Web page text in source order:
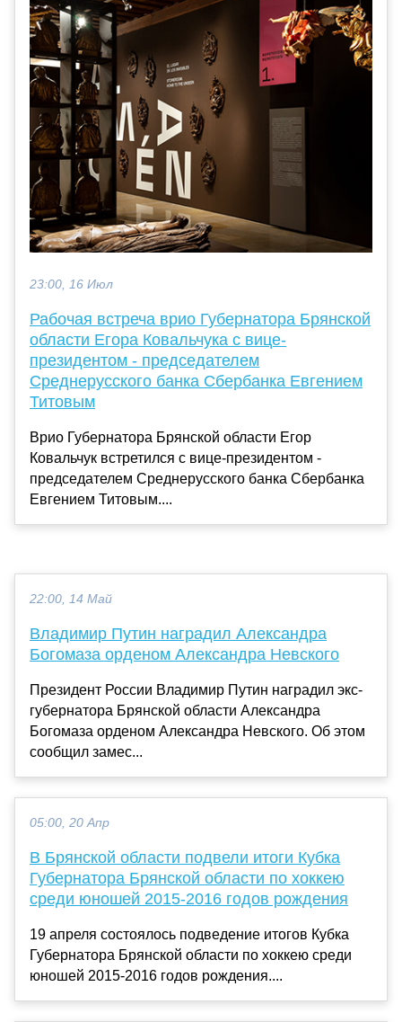
23:00, 16 Июл
Рабочая встреча врио Губернатора Брянской
области Егора Ковальчука с вице-
президентом - председателем
Среднерусского банка Сбербанка Евгением
Титовым
Врио Губернатора Брянской области Егор
Ковальчук встретился с вице-президентом -
председателем Среднерусского банка Сбербанка
Евгением Титовым....
22:00, 14 Май
Владимир Путин наградил Александра
Богомаза орденом Александра Невского
Президент России Владимир Путин наградил экс-
губернатора Брянской области Александра
Богомаза орденом Александра Невского. Об этом
сообщил замес...
05:00, 20 Апр
В Брянской области подвели итоги Кубка
Губернатора Брянской области по хоккею
среди юношей 2015-2016 годов рождения
19 апреля состоялось подведение итогов Кубка
Губернатора Брянской области по хоккею среди
юношей 2015-2016 годов рождения....